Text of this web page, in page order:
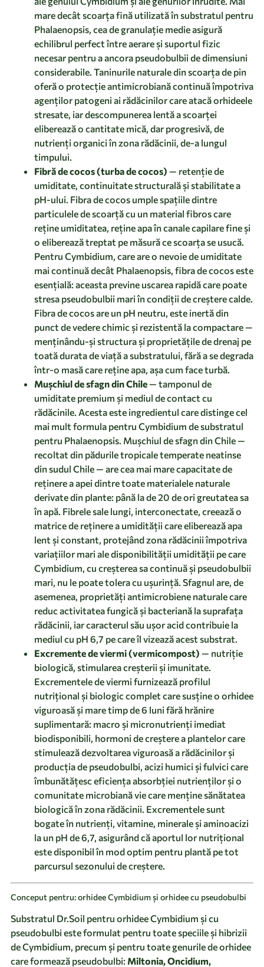
mare decât scoarța fină utilizată în substratul pentru
Phalaenopsis, cea de granulație medie asigură
echilibrul perfect între aerare și suportul fizic
necesar pentru a ancora pseudobulbii de dimensiuni
considerabile. Taninurile naturale din scoarța de pin
oferă o protecție antimicrobiană continuă împotriva
agenților patogeni ai rădăcinilor care atacă orhideele
stresate, iar descompunerea lentă a scoarței
eliberează o cantitate mică, dar progresivă, de
nutrienți organici în zona rădăcinii, de-a lungul
timpului.
Fibră de cocos (turba de cocos) — retenție de
umiditate, continuitate structurală și stabilitate a
pH-ului. Fibra de cocos umple spațiile dintre
particulele de scoarță cu un material fibros care
reține umiditatea, reține apa în canale capilare fine și
o eliberează treptat pe măsură ce scoarța se usucă.
Pentru Cymbidium, care are o nevoie de umiditate
mai continuă decât Phalaenopsis, fibra de cocos este
esențială: aceasta previne uscarea rapidă care poate
stresa pseudobulbii mari în condiții de creștere calde.
Fibra de cocos are un pH neutru, este inertă din
punct de vedere chimic și rezistentă la compactare —
menținându-și structura și proprietățile de drenaj pe
toată durata de viață a substratului, fără a se degrada
într-o masă care reține apa, așa cum face turbă.
Mușchiul de sfagn din Chile — tamponul de
umiditate premium și mediul de contact cu
rădăcinile. Acesta este ingredientul care distinge cel
mai mult formula pentru Cymbidium de substratul
pentru Phalaenopsis. Mușchiul de sfagn din Chile —
recoltat din pădurile tropicale temperate neatinse
din sudul Chile — are cea mai mare capacitate de
reținere a apei dintre toate materialele naturale
derivate din plante: până la de 20 de ori greutatea sa
în apă. Fibrele sale lungi, interconectate, creează o
matrice de reținere a umidității care eliberează apa
lent și constant, protejând zona rădăcinii împotriva
variațiilor mari ale disponibilității umidității pe care
Cymbidium, cu creșterea sa continuă și pseudobulbii
mari, nu le poate tolera cu ușurință. Sfagnul are, de
asemenea, proprietăți antimicrobiene naturale care
reduc activitatea fungică și bacteriană la suprafața
rădăcinii, iar caracterul său ușor acid contribuie la
mediul cu pH 6,7 pe care îl vizează acest substrat.
Excremente de viermi (vermicompost) — nutriție
biologică, stimularea creșterii și imunitate.
Excrementele de viermi furnizează profilul
nutrițional și biologic complet care susține o orhidee
viguroasă și mare timp de 6 luni fără hrănire
suplimentară: macro și micronutrienți imediat
biodisponibili, hormoni de creștere a plantelor care
stimulează dezvoltarea viguroasă a rădăcinilor și
producția de pseudobulbi, acizi humici și fulvici care
îmbunătățesc eficiența absorbției nutrienților și o
comunitate microbiană vie care menține sănătatea
biologică în zona rădăcinii. Excrementele sunt
bogate în nutrienți, vitamine, minerale și aminoacizi
la un pH de 6,7, asigurând că aportul lor nutrițional
este disponibil în mod optim pentru plantă pe tot
parcursul sezonului de creștere.
Conceput pentru: orhidee Cymbidium și orhidee cu pseudobulbi
Substratul Dr.Soil pentru orhidee Cymbidium și cu
pseudobulbi este formulat pentru toate speciile și hibrizii
de Cymbidium, precum și pentru toate genurile de orhidee
care formează pseudobulbi: Miltonia, Oncidium,